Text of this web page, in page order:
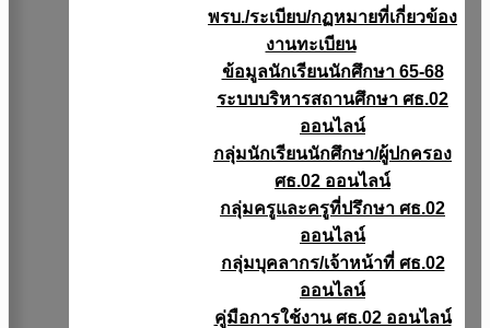
พรบ./ระเบียบ/กฏหมายที่เกี่ยวข้อง
งานทะเบียน
ข้อมูลนักเรียนนักศึกษา 65-68
ระบบบริหารสถานศึกษา ศธ.02
ออนไลน์
กลุ่มนักเรียนนักศึกษา/ผู้ปกครอง
ศธ.02 ออนไลน์
กลุ่มครูและครูที่ปรึกษา ศธ.02
ออนไลน์
กลุ่มบุคลากร/เจ้าหน้าที่ ศธ.02
ออนไลน์
คู่มือการใช้งาน ศธ.02 ออนไลน์